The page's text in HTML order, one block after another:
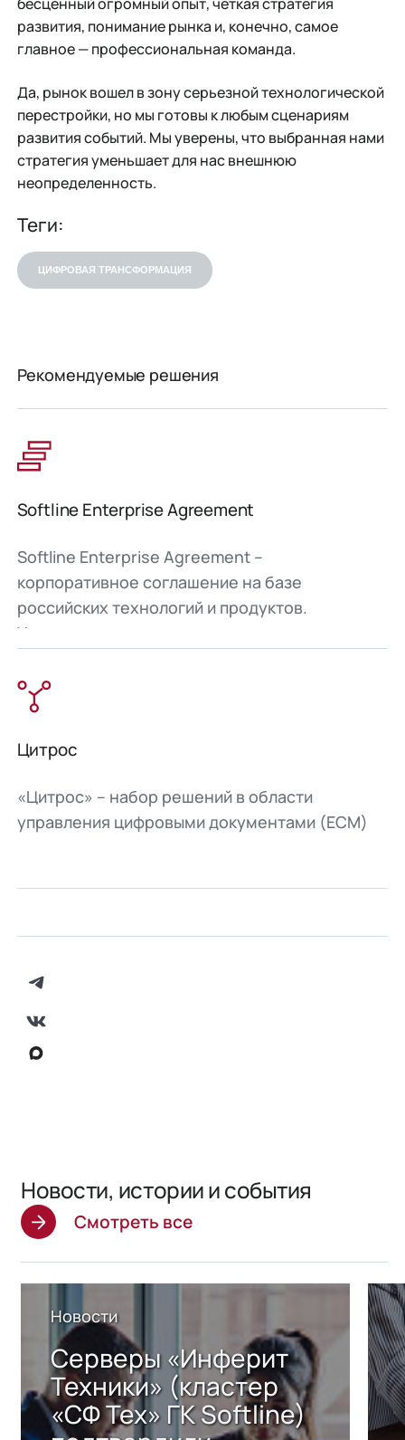
развития, понимание рынка и, конечно, самое
главное — профессиональная команда.
Да, рынок вошел в зону серьезной технологической
перестройки, но мы готовы к любым сценариям
развития событий. Мы уверены, что выбранная нами
стратегия уменьшает для нас внешнюю
неопределенность.
Теги:
ЦИФРОВАЯ ТРАНСФОРМАЦИЯ
Рекомендуемые решения
Softline Enterprise Agreement
Softline Enterprise Agreement –
корпоративное соглашение на базе
российских технологий и продуктов.
Упрощенные закупки продуктов различных
рамках единого соглашения.
Цитрос
«Цитрос» – набор решений в области
управления цифровыми документами (ECM)
Новости, истории и события
Смотреть все
Новости
Серверы «Инферит
Техники» (кластер
«СФ Тех» ГК Softline)